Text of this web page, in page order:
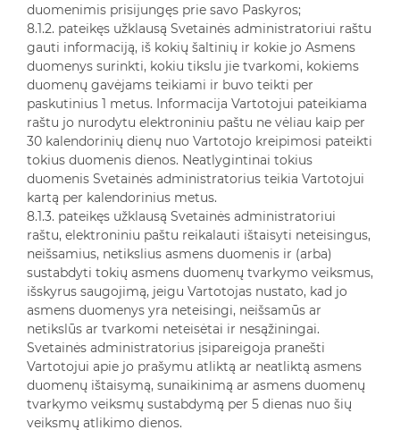
duomenimis prisijungęs prie savo Paskyros;
8.1.2. pateikęs užklausą Svetainės administratoriui raštu
gauti informaciją, iš kokių šaltinių ir kokie jo Asmens
duomenys surinkti, kokiu tikslu jie tvarkomi, kokiems
duomenų gavėjams teikiami ir buvo teikti per
paskutinius 1 metus. Informacija Vartotojui pateikiama
raštu jo nurodytu elektroniniu paštu ne vėliau kaip per
30 kalendorinių dienų nuo Vartotojo kreipimosi pateikti
tokius duomenis dienos. Neatlygintinai tokius
duomenis Svetainės administratorius teikia Vartotojui
kartą per kalendorinius metus.
8.1.3. pateikęs užklausą Svetainės administratoriui
raštu, elektroniniu paštu reikalauti ištaisyti neteisingus,
neišsamius, netikslius asmens duomenis ir (arba)
sustabdyti tokių asmens duomenų tvarkymo veiksmus,
išskyrus saugojimą, jeigu Vartotojas nustato, kad jo
asmens duomenys yra neteisingi, neišsamūs ar
netikslūs ar tvarkomi neteisėtai ir nesąžiningai.
Svetainės administratorius įsipareigoja pranešti
Vartotojui apie jo prašymu atliktą ar neatliktą asmens
duomenų ištaisymą, sunaikinimą ar asmens duomenų
tvarkymo veiksmų sustabdymą per 5 dienas nuo šių
veiksmų atlikimo dienos.